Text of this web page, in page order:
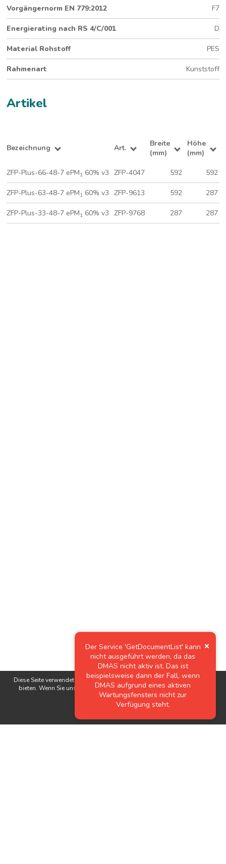
Diese Seite verwendet Cookies, um Ihnen den bestmöglichen Service zu
bieten. Wenn Sie unsere Seite weiterhin nutzen, stimmen Sie unseren
Datenschutzerklärungenzu.
Vorgängernorm EN 779:2012 F7
Energierating nach RS 4/C/001 D
Material Rohstoff PES
Rahmenart Kunststoff
Artikel
Bezeichnung Art.
Breite
(mm)
Höhe
(mm)
ZFP-Plus-66-48-7 ePM1 60% v3 ZFP-4047 592 592
ZFP-Plus-63-48-7 ePM1 60% v3 ZFP-9613 592 287
ZFP-Plus-33-48-7 ePM1 60% v3 ZFP-9768 287 287